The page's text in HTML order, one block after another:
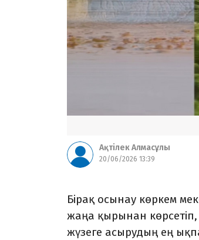
Ақтілек Алмасұлы
20/06/2026 13:39
Бірақ осынау көркем
жаңа қырынан
жүзеге асырудың ең